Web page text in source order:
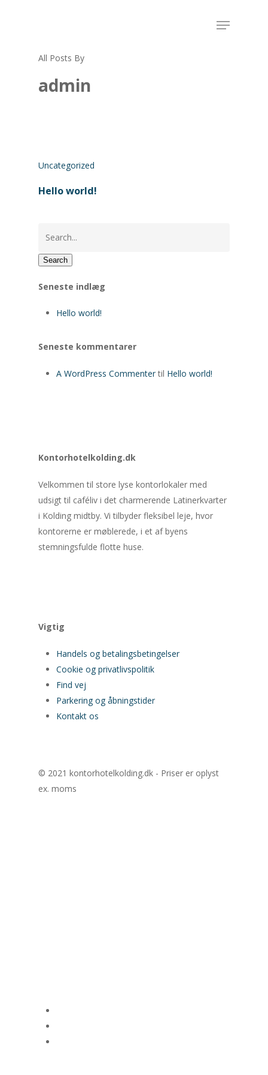
All Posts By
admin
Uncategorized
Hello world!
Search
Seneste indlæg
Hello world!
Seneste kommentarer
A WordPress Commentertil Hello world!
Kontorhotelkolding.dk
Velkommen til store lyse kontorlokaler med
udsigt til caféliv i det charmerende Latinerkvarter
i Kolding midtby. Vi tilbyder fleksibel leje, hvor
kontorerne er møblerede, i et af byens
stemningsfulde flotte huse.
Vigtig
Handels og betalingsbetingelser
Cookie og privatlivspolitik
Find vej
Parkering og åbningstider
Kontakt os
© 2021 kontorhotelkolding.dk - Priser er oplyst
ex. moms
Kontorlokaler
Faciliteter
Parkering og